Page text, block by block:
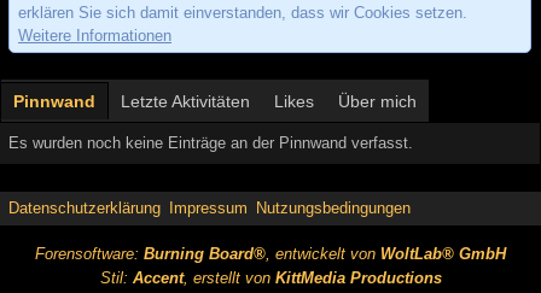
erklären Sie sich damit einverstanden, dass wir Cookies setzen.
Weitere Informationen
Pinnwand Letzte Aktivitäten Likes Über mich
Es wurden noch keine Einträge an der Pinnwand verfasst.
Datenschutzerklärung Impressum Nutzungsbedingungen
Forensoftware: Burning Board®, entwickelt von WoltLab® GmbH
Stil: Accent, erstellt von KittMedia Productions